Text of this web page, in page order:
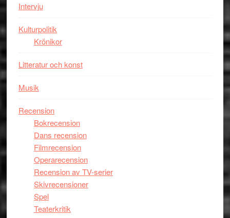
Intervju
Kulturpolitik
Krönikor
Litteratur och konst
Musik
Recension
Bokrecension
Dans recension
Filmrecension
Operarecension
Recension av TV-serier
Skivrecensioner
Spel
Teaterkritik